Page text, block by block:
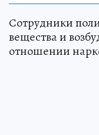
Сотрудники
вещества и
отношении